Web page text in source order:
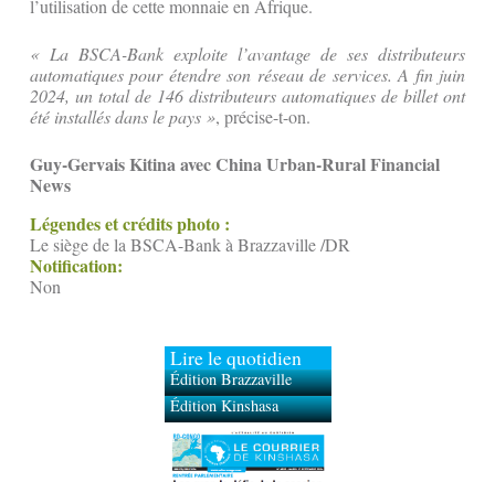
l’utilisation de cette monnaie en Afrique.
« La BSCA-Bank exploite l’avantage de ses distributeurs
automatiques pour étendre son réseau de services. A fin juin
2024, un total de 146 distributeurs automatiques de billet ont
été installés dans le pays », précise-t-on.
Guy-Gervais Kitina avec China Urban-Rural Financial
News
Légendes et crédits photo :
Le siège de la BSCA-Bank à Brazzaville /DR
Notification:
Non
Lire le quotidien
Édition Brazzaville
Édition Kinshasa